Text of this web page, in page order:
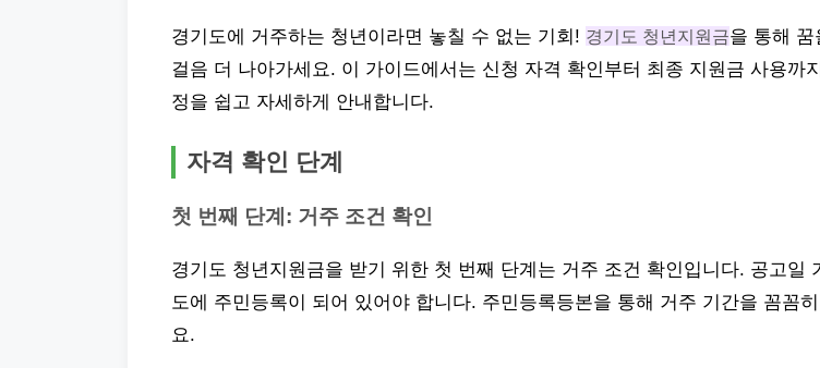
경기도에 거주하는 청년이라면 놓칠 수 없는 기회! 경기도 청년지원금을 통해
걸음 더 나아가세요. 이 가이드에서는 신청 자격 확인부터 최종 지원금 사용까
정을 쉽고 자세하게 안내합니다.
자격 확인 단계
첫 번째 단계: 거주 조건 확인
경기도 청년지원금을 받기 위한 첫 번째 단계는 거주 조건 확인입니다. 공고일
도에 주민등록이 되어 있어야 합니다. 주민등록등본을 통해 거주 기간을 꼼꼼
요.